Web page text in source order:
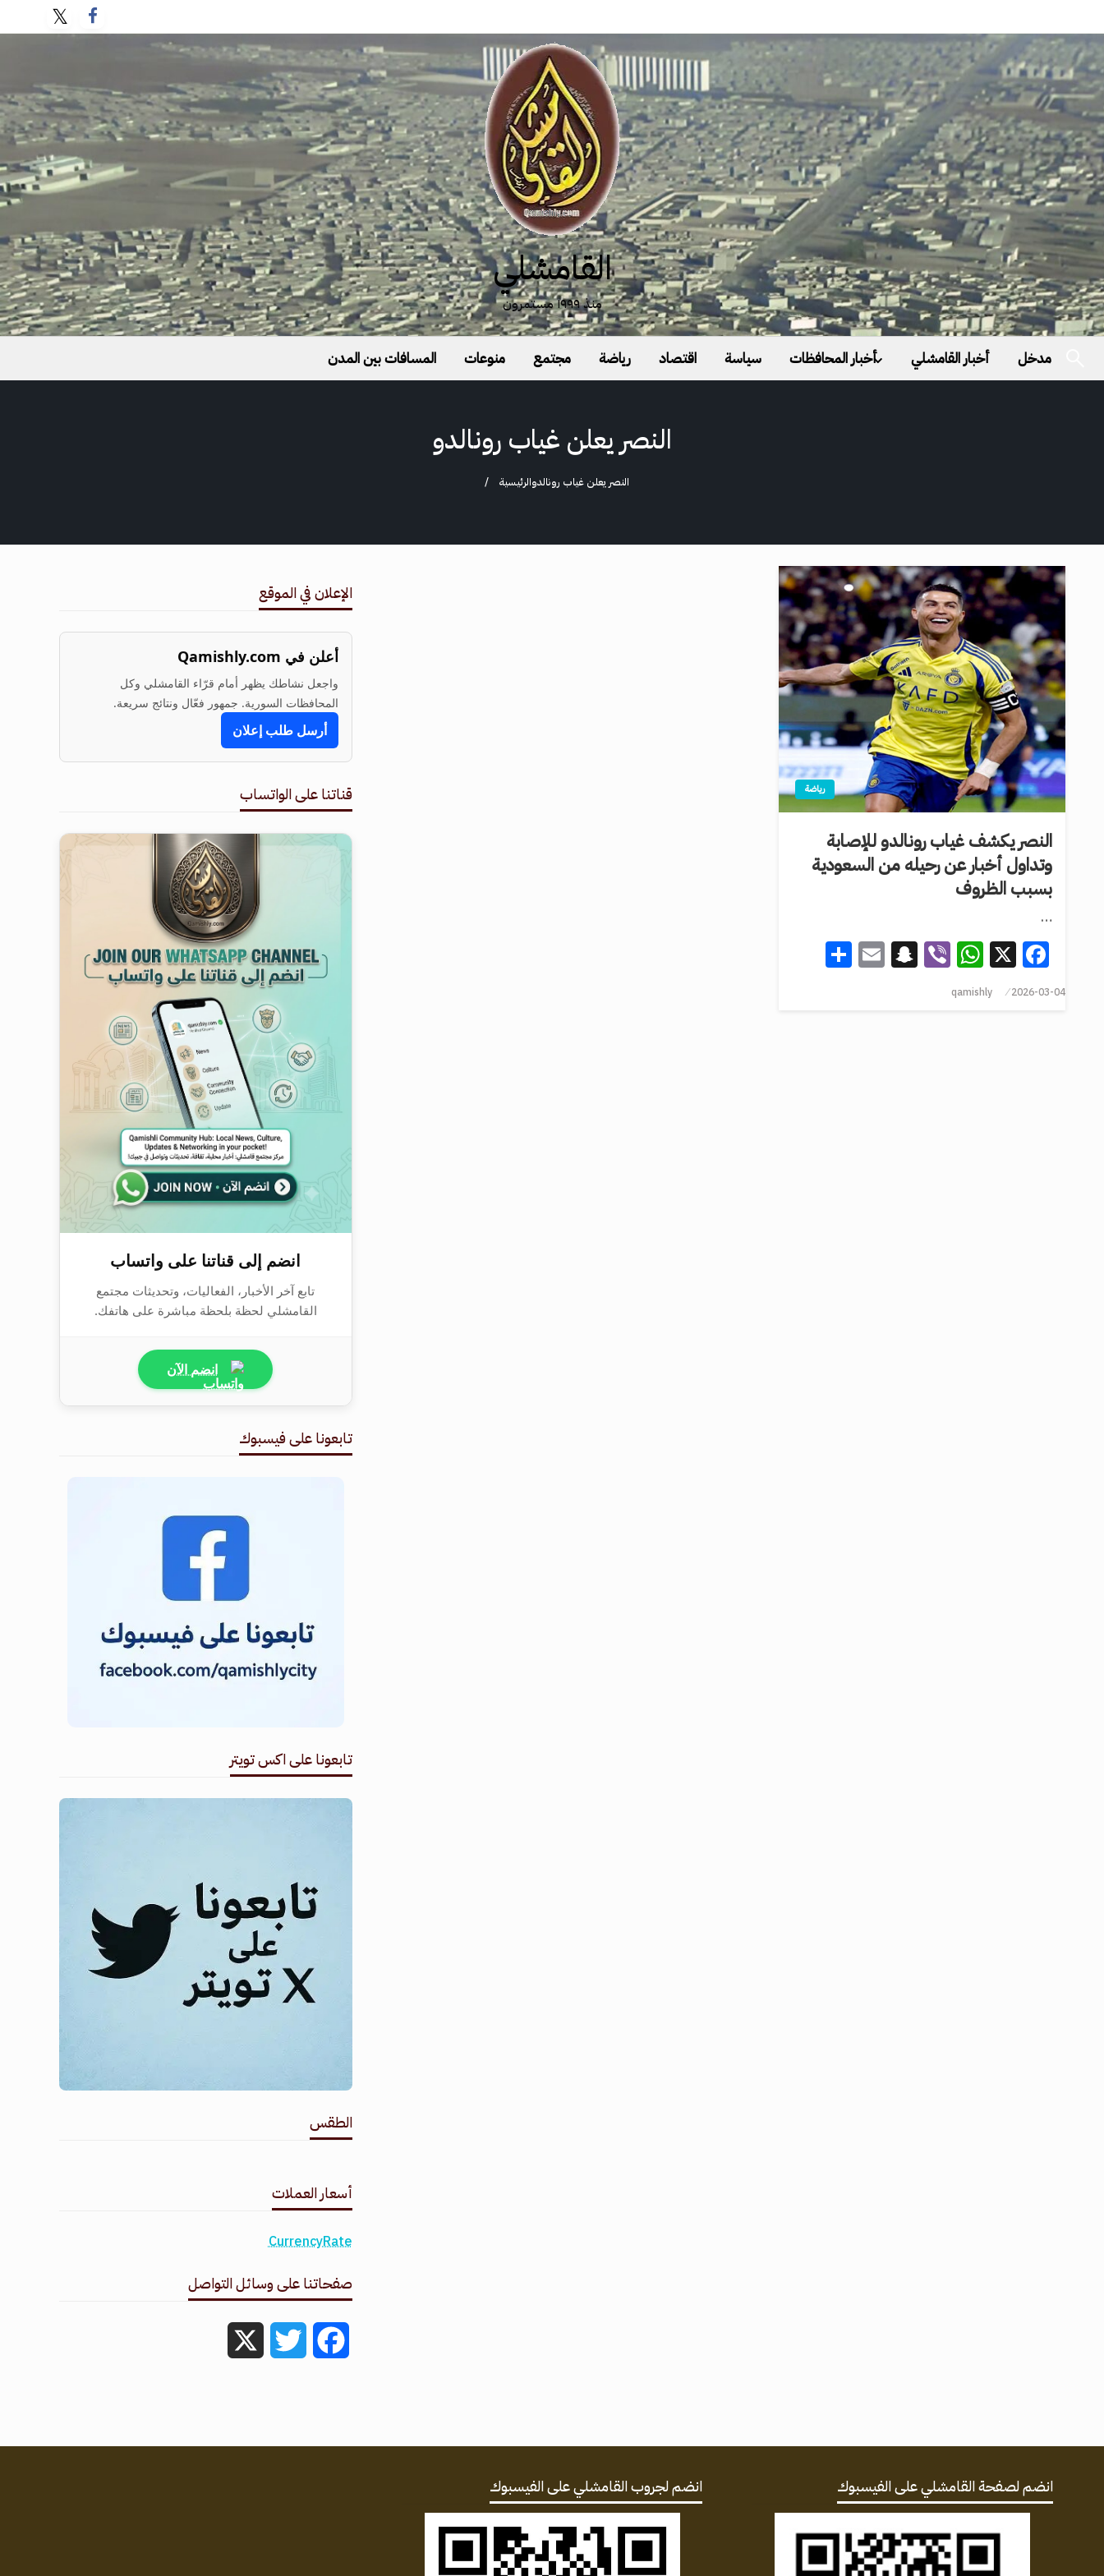
القامشلي
منذ ١٩٩٩ مستمرون
مدخل أخبار القامشلي أخبار المحافظات سياسة اقتصاد رياضة مجتمع منوعات المسافات بين المدن
النصر يعلن غياب رونالدو
الرئيسيةالنصر يعلن غياب رونالدو
رياضة
النصر يكشف غياب رونالدو للإصابة
وتداول أخبار عن رحيله من السعودية
بسبب الظروف
…
Facebook
X
WhatsApp
Viber
Snapchat
Email
2026-03-04
qamishly
الإعلان في الموقع
أعلن في Qamishly.com
واجعل نشاطك يظهر أمام قرّاء القامشلي وكل
المحافظات السورية. جمهور فعّال ونتائج سريعة.
أرسل طلب إعلان
قناتنا على الواتساب
انضم إلى قناتنا على واتساب
تابع آخر الأخبار، الفعاليات، وتحديثات مجتمع
القامشلي لحظة بلحظة مباشرة على هاتفك.
انضم الآن
تابعونا على فيسبوك
تابعونا على اكس تويتر
الطقس
أسعار العملات
CurrencyRate
صفحاتنا على وسائل التواصل
Facebook
Twitter
انضم لصفحة القامشلي على الفيسبوك انضم لجروب القامشلي على الفيسبوك